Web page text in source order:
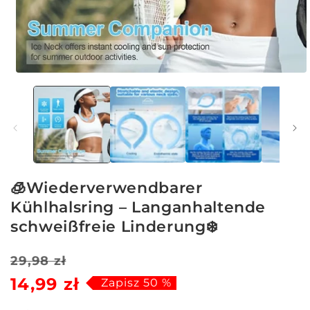
multimedia
modalnym
🧊Wiederverwendbarer
Kühlhalsring – Langanhaltende
schweißfreie Linderung❄️
14,99 zł
Cena
regularna
29,98 zł
Cena
sprzedażyZapisz 50 %